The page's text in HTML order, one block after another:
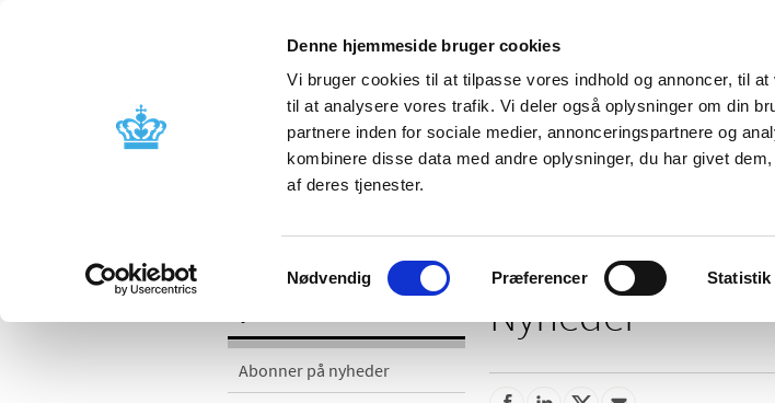
Denne hjemmeside bruger cookies
Vi bruger cookies til at tilpasse vores indhold og annoncer, til
til at analysere vores trafik. Vi deler også oplysninger om din
partnere inden for sociale medier, annonceringspartnere og
kombinere disse data med andre oplysninger, du har givet
af deres tjenester.
Samtykkevalg
Nødvendig Præferencer Statistik
Godkendelse og
Bivirkninger og
produktinformation
Tilskud og
Abonner på nyheder
Nyheder